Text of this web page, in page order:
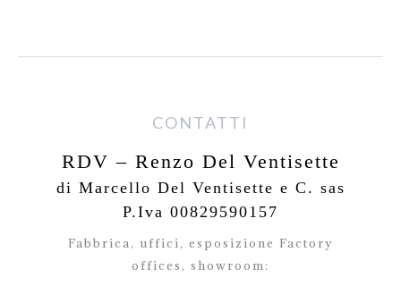
CONTATTI
RDV – Renzo Del Ventisette
di Marcello Del Ventisette e C. sas
P.Iva 00829590157
Fabbrica, uffici, esposizione Factory
offices, showroom: